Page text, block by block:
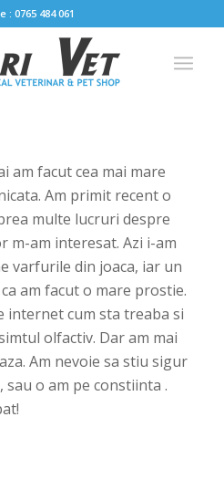
: 0765 484 061
am facut cea mai mare
Am primit recent o
multe lucruri despre
m-am interesat. Azi i-am
varfurile din joaca, iar un
am facut o mare prostie.
internet cum sta treaba si
olfactiv. Dar am mai
Am nevoie sa stiu sigur
sau o am pe constiinta .